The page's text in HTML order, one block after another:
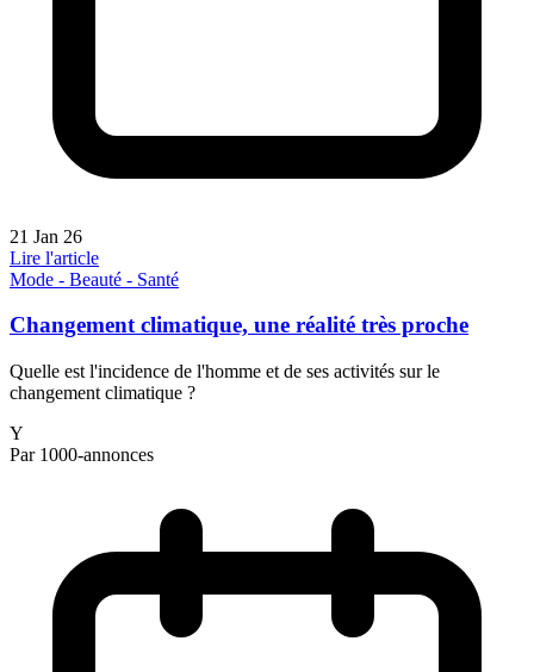
21 Jan 26
Lire l'article
Mode - Beauté - Santé
Changement climatique, une réalité très proche
Quelle est l'incidence de l'homme et de ses activités sur le
changement climatique ?
Y
Par 1000-annonces